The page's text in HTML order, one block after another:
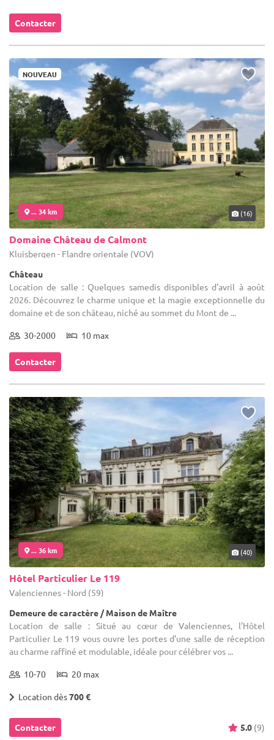
Contacter
NOUVEAU
... 34 km (16)
Domaine Château de Calmont
Kluisbergen - Flandre orientale (VOV)
Château
Location de salle : Quelques samedis disponibles d'avril à août
2026. Découvrez le charme unique et la magie exceptionnelle du
domaine et de son château, niché au sommet du Mont de ...
30-2000 10 max
Contacter
... 36 km (40)
Hôtel Particulier Le 119
Valenciennes - Nord (59)
Demeure de caractère / Maison de Maître
Location de salle : Situé au cœur de Valenciennes, l’Hôtel
Particulier Le 119 vous ouvre les portes d’une salle de réception
au charme raffiné et modulable, idéale pour célébrer vos ...
10-70 20 max
Location dès700 €
Contacter 5.0 (9)